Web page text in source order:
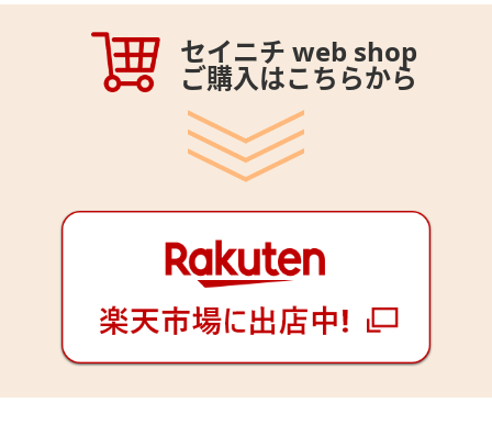
セイニチ web shop
ご購入はこちらから